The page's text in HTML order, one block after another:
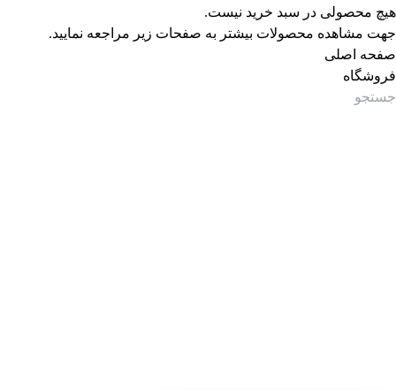
هیچ محصولی در سبد خرید نیست.
جهت مشاهده محصولات بیشتر به صفحات زیر مراجعه نمایید.
صفحه اصلی
فروشگاه